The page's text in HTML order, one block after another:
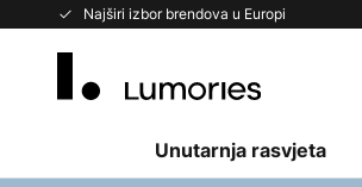
Najširi izbor brendova u Europi
Skip
Unutarnja rasvjeta